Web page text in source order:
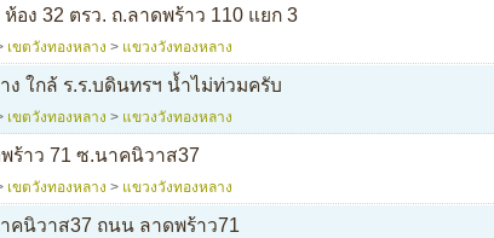
อง 32 ตรว. ถ.ลาดพร้าว 110 แยก 3
เขตวังทองหลาง > แขวงวังทองหลาง
ง ใกล้ ร.ร.บดินทรฯ น้ำไม่ท่วมครับ
เขตวังทองหลาง > แขวงวังทองหลาง
ร้าว 71 ซ.นาคนิวาส37
เขตวังทองหลาง > แขวงวังทองหลาง
คนิวาส37 ถนน ลาดพร้าว71